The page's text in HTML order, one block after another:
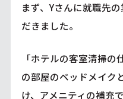
まず、Yさんに就職先
だきました。
「ホテルの客室清掃
の部屋のベッドメイク
け、アメニティの補充で